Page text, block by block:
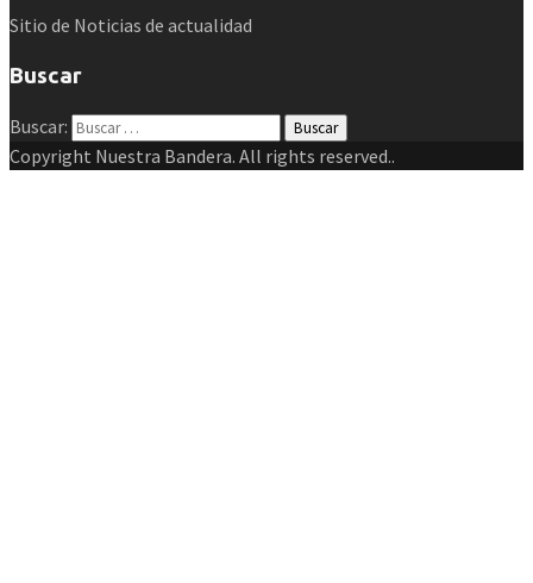
Sitio de Noticias de actualidad
Buscar
Buscar:
Copyright Nuestra Bandera. All rights reserved..